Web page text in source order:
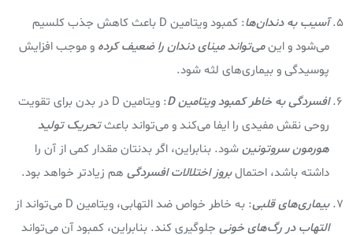
آسیب به دندان‌ها
: کمبود ویتامین D باعث کاهش جذب کلسیم
می‌شود و اینمی‌تواند مینای دندان را ضعیف کرده و موجب افزایش
پوسیدگی و بیماری‌های لثه شود.
افسردگی به خاطر کمبود ویتامین D
: ویتامین D در بدن برای تقویت
روحی نقش مفیدی را ایفا می‌کند و می‌تواند باعثتحریک تولید
هورمون سروتونینشود. بنابراین، اگر بدنتان مقدار کمی از آن را
داشته باشد، احتمالبروز اختلالات افسردگی هم زیادتر خواهد بود.
بیماری‌های قلبی: به خاطر خواص ضد التهابی، ویتامین D می‌تواند از
التهاب در رگ‌های خونی جلوگیری کند. بنابراین، کمبود آن می‌تواند